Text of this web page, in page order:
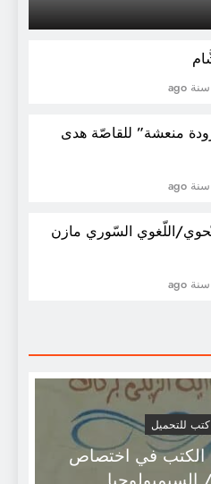
منعشة” للقاصّة هدى
اللّغوي السّوري مازن
كتب للتحميل
الكتب في اختصاص